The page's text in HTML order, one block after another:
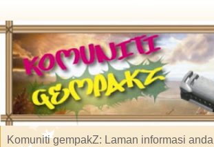
Komuniti gempakZ: Laman informasi anda